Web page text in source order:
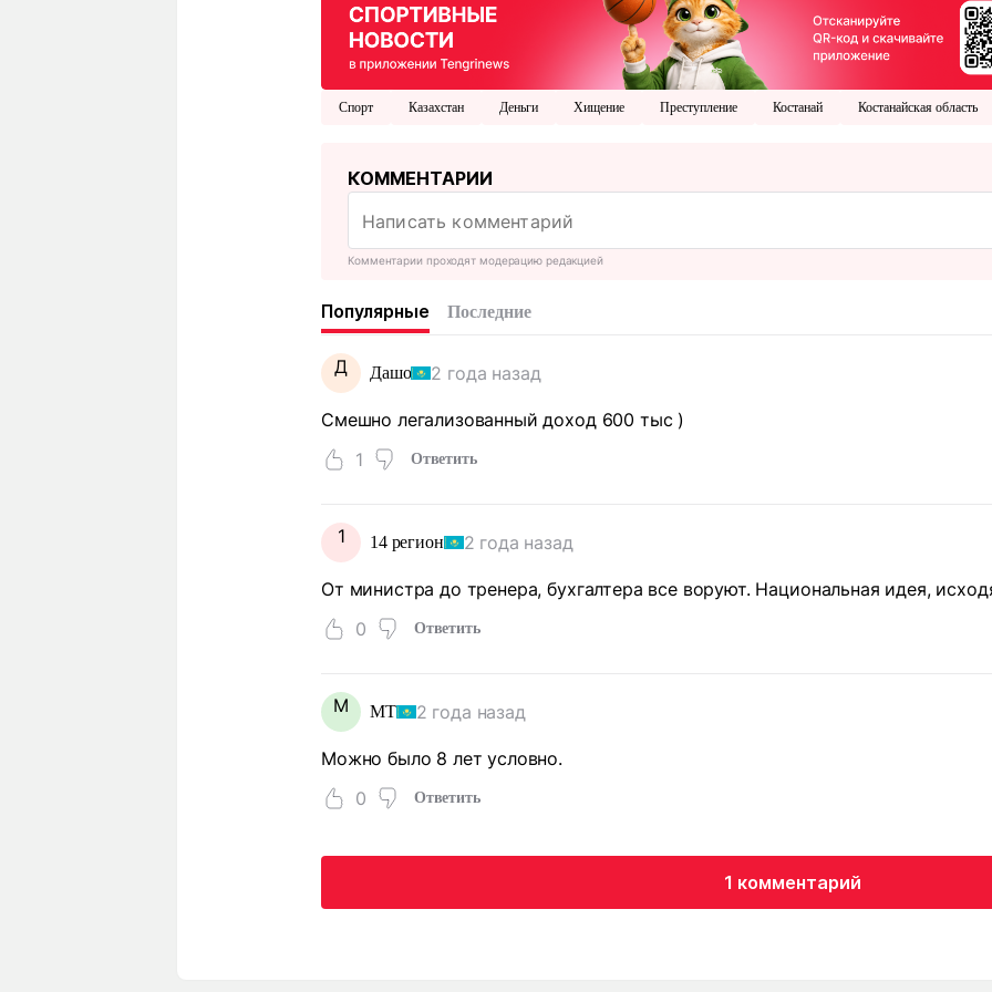
Спорт Казахстан Деньги Хищение Преступление Костанай Костанайская область
КОММЕНТАРИИ
Комментарии проходят модерацию редакцией
Популярные Последние
Д Дашо 2 года назад
Смешно легализованный доход 600 тыс )
1
Ответить
1 14 регион 2 года назад
От министра до тренера, бухгалтера все воруют. Национальная идея,
0
Ответить
М МТ 2 года назад
Можно было 8 лет условно.
0
Ответить
1 комментарий